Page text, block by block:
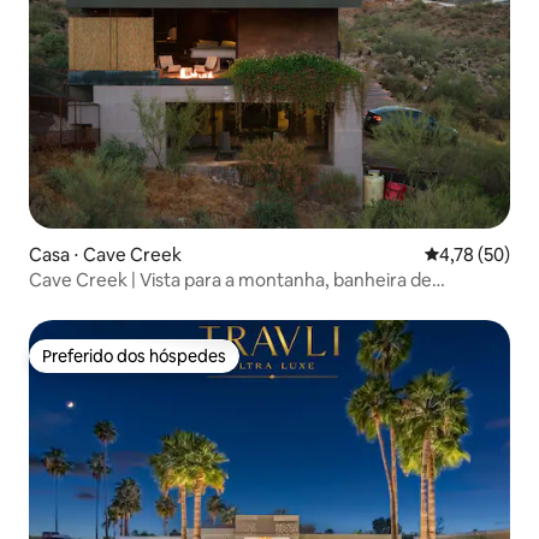
Casa ⋅ Cave Creek 4,78 de uma
4,78 (50)
Cave Creek | Vista para a montanha, banheira de
Preferido dos hóspedes
Preferido dos hóspedes